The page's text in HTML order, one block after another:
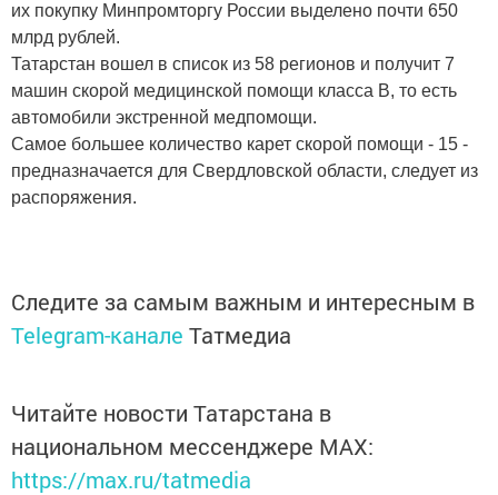
их покупку Минпромторгу России выделено почти 650
млрд рублей.
Татарстан вошел в список из 58 регионов и получит 7
машин скорой медицинской помощи класса B, то есть
автомобили экстренной медпомощи.
Самое большее количество карет скорой помощи - 15 -
предназначается для Свердловской области, следует из
распоряжения.
Следите за самым важным и интересным в
Telegram-канале Татмедиа
Читайте новости Татарстана в
национальном мессенджере MАХ:
https://max.ru/tatmedia